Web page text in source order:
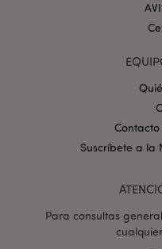
Suscríbete a la
Para consultas
mage-cache-storage
mage-cache-